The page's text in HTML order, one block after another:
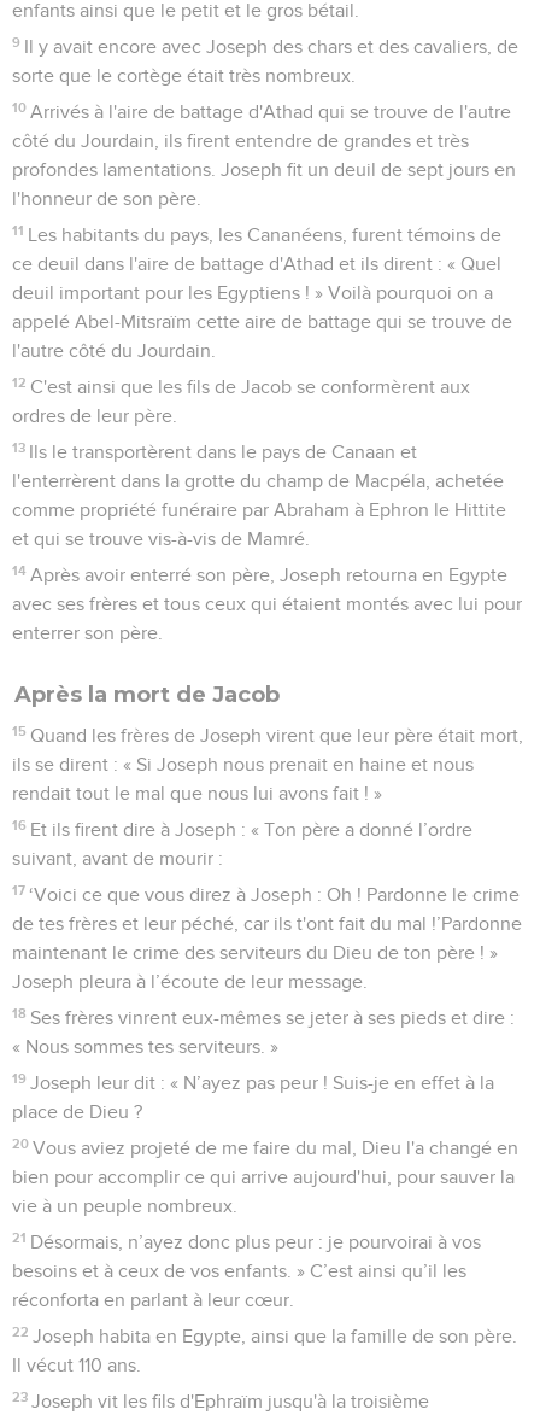
enfants ainsi que le petit et le gros bétail.
9 Il y avait encore avec Joseph des chars et des cavaliers, de
sorte que le cortège était très nombreux.
10 Arrivés à l'aire de battage d'Athad qui se trouve de l'autre
côté du Jourdain, ils firent entendre de grandes et très
profondes lamentations. Joseph fit un deuil de sept jours en
l'honneur de son père.
11 Les habitants du pays, les Cananéens, furent témoins de
ce deuil dans l'aire de battage d'Athad et ils dirent : « Quel
deuil important pour les Egyptiens ! » Voilà pourquoi on a
appelé Abel-Mitsraïm cette aire de battage qui se trouve de
l'autre côté du Jourdain.
12 C'est ainsi que les fils de Jacob se conformèrent aux
ordres de leur père.
13 Ils le transportèrent dans le pays de Canaan et
l'enterrèrent dans la grotte du champ de Macpéla, achetée
comme propriété funéraire par Abraham à Ephron le Hittite
et qui se trouve vis-à-vis de Mamré.
14 Après avoir enterré son père, Joseph retourna en Egypte
avec ses frères et tous ceux qui étaient montés avec lui pour
enterrer son père.
Après la mort de Jacob
15 Quand les frères de Joseph virent que leur père était mort,
ils se dirent : « Si Joseph nous prenait en haine et nous
rendait tout le mal que nous lui avons fait ! »
16 Et ils firent dire à Joseph : « Ton père a donné l’ordre
suivant, avant de mourir :
17 ‘Voici ce que vous direz à Joseph : Oh ! Pardonne le crime
de tes frères et leur péché, car ils t'ont fait du mal !’Pardonne
maintenant le crime des serviteurs du Dieu de ton père ! »
Joseph pleura à l’écoute de leur message.
18 Ses frères vinrent eux-mêmes se jeter à ses pieds et dire :
« Nous sommes tes serviteurs. »
19 Joseph leur dit : « N’ayez pas peur ! Suis-je en effet à la
place de Dieu ?
20 Vous aviez projeté de me faire du mal, Dieu l'a changé en
bien pour accomplir ce qui arrive aujourd'hui, pour sauver la
vie à un peuple nombreux.
21 Désormais, n’ayez donc plus peur : je pourvoirai à vos
besoins et à ceux de vos enfants. » C’est ainsi qu’il les
réconforta en parlant à leur cœur.
22 Joseph habita en Egypte, ainsi que la famille de son père.
Il vécut 110 ans.
23 Joseph vit les fils d'Ephraïm jusqu'à la troisième